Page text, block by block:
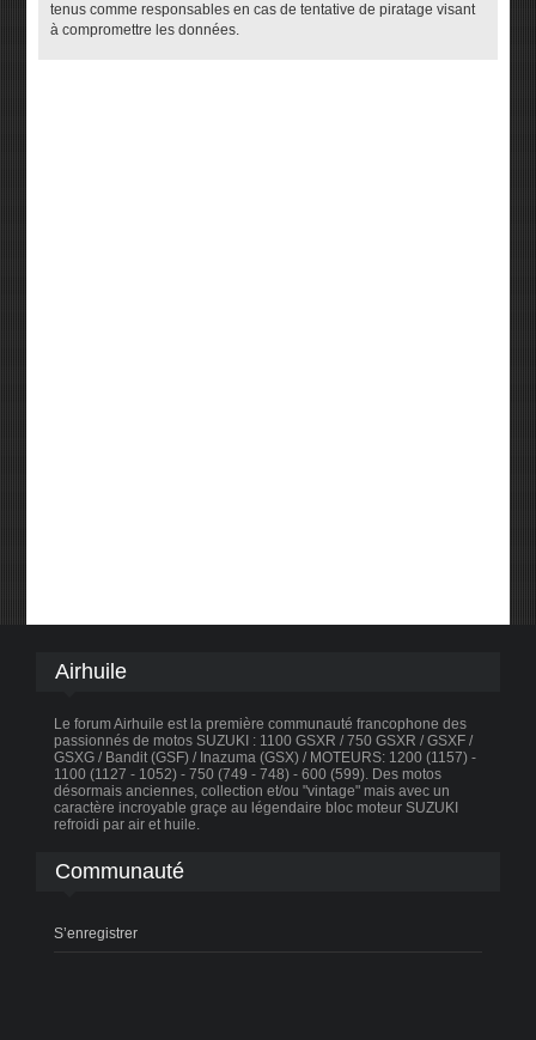
tenus comme responsables en cas de tentative de piratage visant
à compromettre les données.
Airhuile
Le forum Airhuile est la première communauté francophone des
passionnés de motos SUZUKI : 1100 GSXR / 750 GSXR / GSXF /
GSXG / Bandit (GSF) / Inazuma (GSX) / MOTEURS: 1200 (1157) -
1100 (1127 - 1052) - 750 (749 - 748) - 600 (599). Des motos
désormais anciennes, collection et/ou "vintage" mais avec un
caractère incroyable graçe au légendaire bloc moteur SUZUKI
refroidi par air et huile.
Communauté
S’enregistrer